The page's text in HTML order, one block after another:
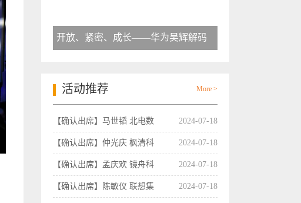
开放、紧密、成长——华为吴辉解码
活动推荐 More >
【确认出席】马世韬 北电数 2024-07-18
【确认出席】仲光庆 枫清科 2024-07-18
【确认出席】孟庆欢 镜舟科 2024-07-18
【确认出席】陈敏仪 联想集 2024-07-18